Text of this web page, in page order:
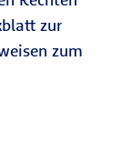
zur
zum